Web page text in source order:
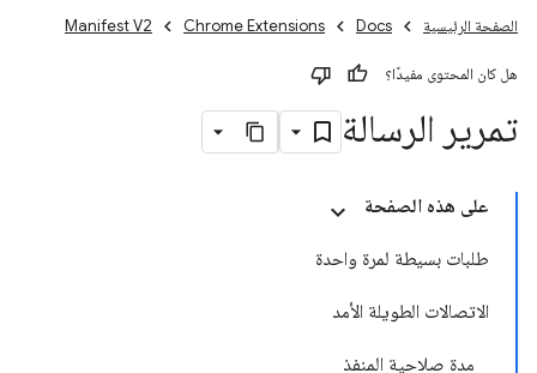
الصفحة الرئيسية Docs
Chrome Extensions
Manifest V2
هل كان المحتوى مفيدًا؟
تمرير الرسالة
على هذه الصفحة
طلبات بسيطة لمرة واحدة
الاتصالات الطويلة الأمد
مدة صلاحية المنفذ